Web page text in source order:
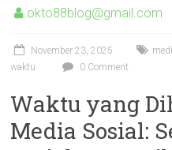
okto88blog@gmail.com
November 23, 2025
waktu
0 Comment
Waktu yang
Media Sosial: